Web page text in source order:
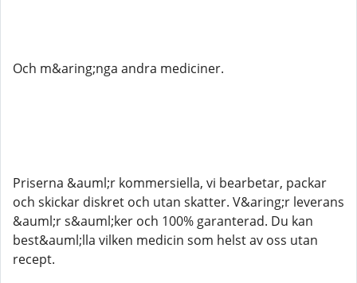
Och m&aring;nga andra mediciner.
Priserna &auml;r kommersiella, vi bearbetar, packar
och skickar diskret och utan skatter. V&aring;r leverans
&auml;r s&auml;ker och 100% garanterad. Du kan
best&auml;lla vilken medicin som helst av oss utan
recept.